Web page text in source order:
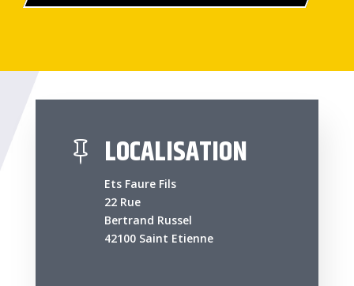
 LOCALISATION
Ets Faure Fils
22 Rue
Bertrand Russel
42100 Saint Etienne